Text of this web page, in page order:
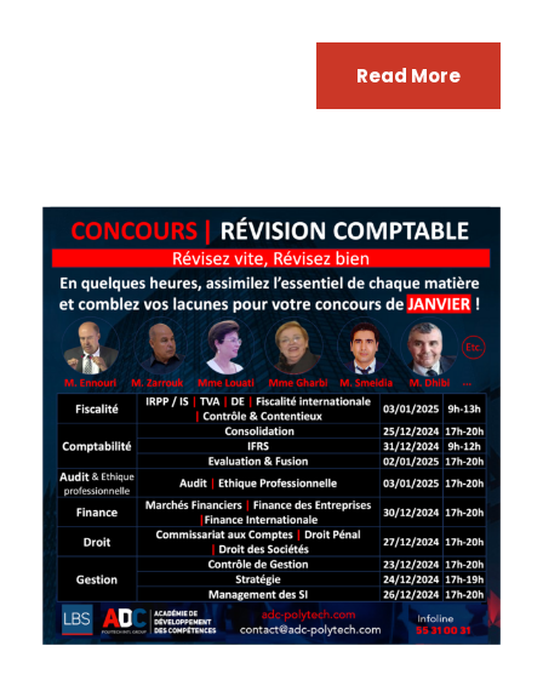
Read More